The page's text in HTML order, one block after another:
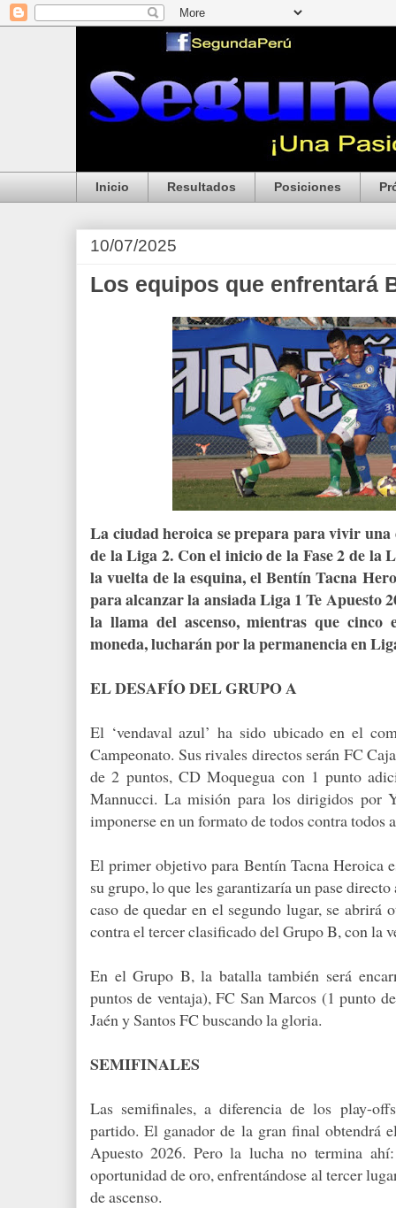
Inicio Resultados Posiciones
10/07/2025
Los equipos que enfrentará
La ciudad heroica se prepara para vivir una
de la Liga 2. Con el inicio de la Fase 2 de la
la vuelta de la esquina, el Bentín Tacna
para alcanzar la ansiada Liga 1 Te Apuesto
la llama del ascenso, mientras que
moneda, lucharán por la permanencia en
EL DESAFÍO DEL GRUPO A
El ‘vendaval azul’ ha sido ubicado en el
Campeonato. Sus rivales directos serán FC
de 2 puntos, CD Moquegua con 1 punto
Mannucci. La misión para los dirigidos por
imponerse en un formato de todos contra todos
El primer objetivo para Bentín Tacna Heroica
su grupo, lo que les garantizaría un pase
caso de quedar en el segundo lugar, se
contra el tercer clasificado del Grupo B, con la
En el Grupo B, la batalla también será
puntos de ventaja), FC San Marcos (1 punto
Jaén y Santos FC buscando la gloria.
SEMIFINALES
Las semifinales, a diferencia de los play-
partido. El ganador de la gran final obtendrá
Apuesto 2026. Pero la lucha no termina
oportunidad de oro, enfrentándose al tercer
de ascenso.